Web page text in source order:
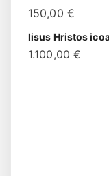
150,00 €
Iisus Hristos
1.100,00 €